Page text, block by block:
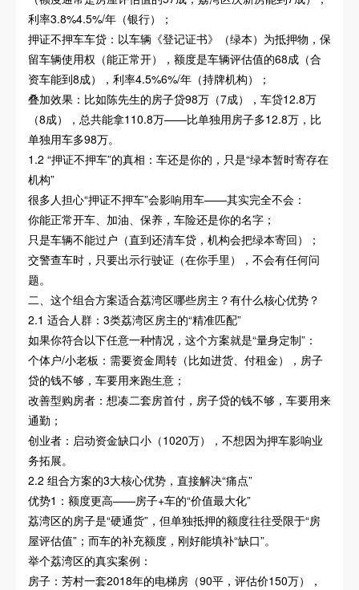
利率3.8%4.5%/年（银行）；
押证不押车车贷：以车辆《登记证书》（绿本）为抵押物，保
留车辆使用权（能正常开），额度是车辆评估值的68成（合
资车能到8成），利率4.5%6%/年（持牌机构）；
叠加效果：比如陈先生的房子贷98万（7成），车贷12.8万
（8成），总共能拿110.8万——比单独用房子多12.8万，比
单独用车多98万。
1.2 “押证不押车”的真相：车还是你的，只是“绿本暂时寄存在
机构”
很多人担心“押证不押车”会影响用车——其实完全不会：
你能正常开车、加油、保养，车险还是你的名字；
只是车辆不能过户（直到还清车贷，机构会把绿本寄回）；
交警查车时，只要出示行驶证（在你手里），不会有任何问
题。
二、这个组合方案适合荔湾区哪些房主？有什么核心优势？
2.1 适合人群：3类荔湾区房主的“精准匹配”
如果你符合以下任意一种情况，这个方案就是“量身定制”：
个体户/小老板：需要资金周转（比如进货、付租金），房子
贷的钱不够，车要用来跑生意；
改善型购房者：想凑二套房首付，房子贷的钱不够，车要用来
通勤；
创业者：启动资金缺口小（1020万），不想因为押车影响业
务拓展。
2.2 组合方案的3大核心优势，直接解决“痛点”
优势1：额度更高——房子+车的“价值最大化”
荔湾区的房子是“硬通货”，但单独抵押的额度往往受限于“房
屋评估值”；而车的补充额度，刚好能填补“缺口”。
举个荔湾区的真实案例：
房子：芳村一套2018年的电梯房（90平，评估价150万），